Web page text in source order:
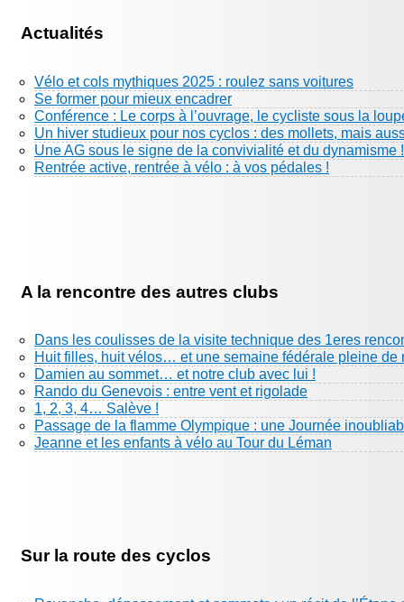
Actualités
Vélo et cols mythiques 2025 : roulez sans voitures
Se former pour mieux encadrer
Conférence : Le corps à l’ouvrage, le cycliste sous la
Un hiver studieux pour nos cyclos : des mollets, mais
Une AG sous le signe de la convivialité et du dynamisme !
Rentrée active, rentrée à vélo : à vos pédales !
A la rencontre des autres clubs
Dans les coulisses de la visite technique des 1eres
Huit filles, huit vélos… et une semaine fédérale pleine de
Damien au sommet… et notre club avec lui !
Rando du Genevois : entre vent et rigolade
1, 2, 3, 4… Salève !
Passage de la flamme Olympique : une Journée
Jeanne et les enfants à vélo au Tour du Léman
Sur la route des cyclos